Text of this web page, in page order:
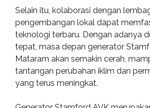
Selain itu, kolaborasi dengan
pengembangan lokal dapat
teknologi terbaru. Dengan adanya
tepat, masa depan generator
Mataram akan semakin cerah,
tantangan perubahan iklim dan
yang terus meningkat.